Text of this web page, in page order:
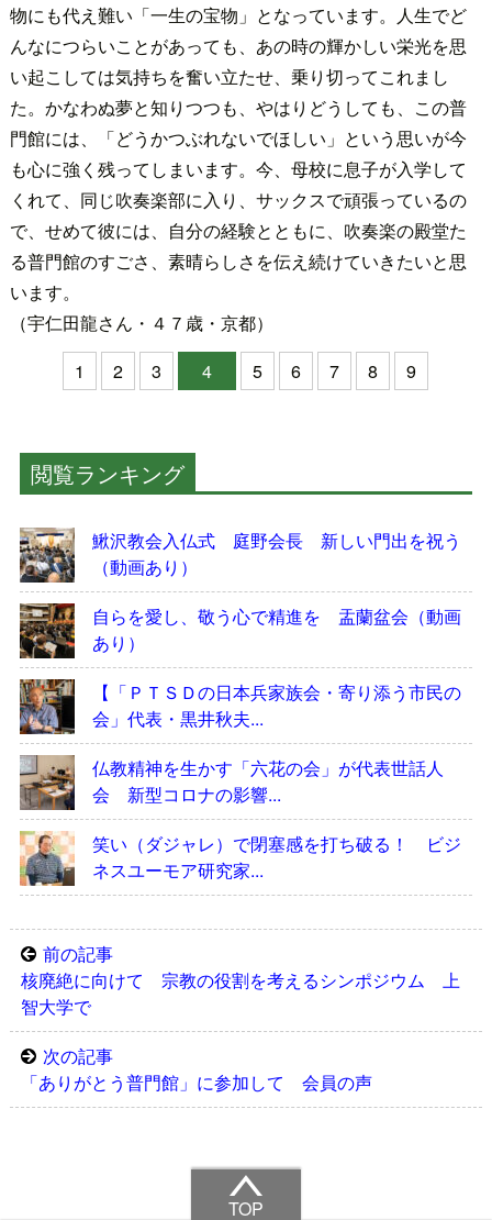
物にも代え難い「一生の宝物」となっています。人生でど
んなにつらいことがあっても、あの時の輝かしい栄光を思
い起こしては気持ちを奮い立たせ、乗り切ってこれまし
た。かなわぬ夢と知りつつも、やはりどうしても、この普
門館には、「どうかつぶれないでほしい」という思いが今
も心に強く残ってしまいます。今、母校に息子が入学して
くれて、同じ吹奏楽部に入り、サックスで頑張っているの
で、せめて彼には、自分の経験とともに、吹奏楽の殿堂た
る普門館のすごさ、素晴らしさを伝え続けていきたいと思
います。
（宇仁田龍さん・４７歳・京都）
1
2 3 4 5 6 7 8 9
閲覧ランキング
鰍沢教会入仏式 庭野会長 新しい門出を祝う
（動画あり）
自らを愛し、敬う心で精進を 盂蘭盆会（動画
あり）
【「ＰＴＳＤの日本兵家族会・寄り添う市民の
会」代表・黒井秋夫...
仏教精神を生かす「六花の会」が代表世話人
会 新型コロナの影響...
笑い（ダジャレ）で閉塞感を打ち破る！ ビジ
ネスユーモア研究家...
前の記事
核廃絶に向けて 宗教の役割を考えるシンポジウム 上
智大学で
次の記事
「ありがとう普門館」に参加して 会員の声
TOP